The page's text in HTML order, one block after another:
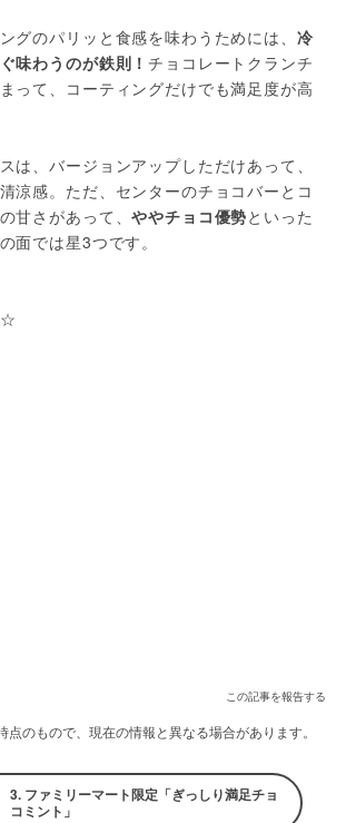
グのパリッと食感を味わうためには、 冷
味わうのが鉄則！チョコレートクランチ
って、コーティングだけでも満足度が高
は、バージョンアップしただけあって、
涼感。ただ、センターのチョコバーとコ
甘さがあって、ややチョコ優勢といった
面では星3つです。
この記事を報告する
のもので、現在の情報と異なる場合があります。
3. ファミリーマート限定「ぎっしり満足チョ
コミント」